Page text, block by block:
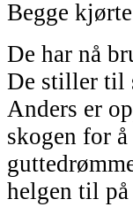
Begge
De har nå
De stiller til
Anders er
skogen for
helgen til